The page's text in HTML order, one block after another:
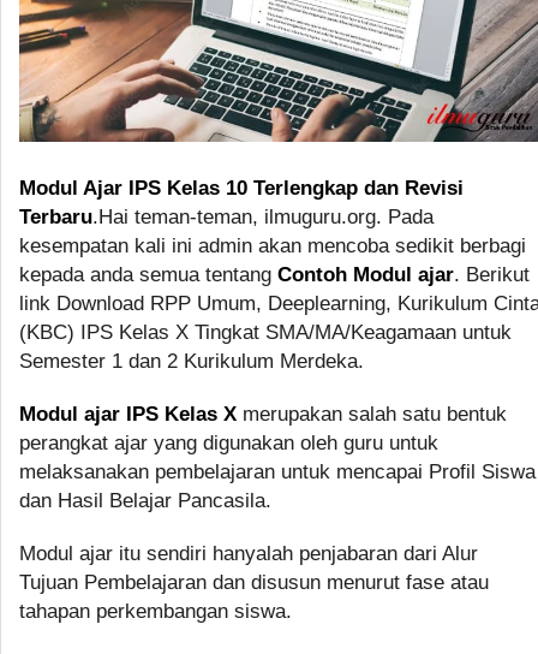
Modul Ajar IPS Kelas 10 Terlengkap dan Revisi
Terbaru.Hai teman-teman, ilmuguru.org. Pada
kesempatan kali ini admin akan mencoba sedikit berbagi
kepada anda semua tentang Contoh Modul ajar. Berikut
link Download RPP Umum, Deeplearning, Kurikulum
(KBC) IPS Kelas X Tingkat SMA/MA/Keagamaan untuk
Semester 1 dan 2 Kurikulum Merdeka.
Modul ajar IPS Kelas X merupakan salah satu bentuk
perangkat ajar yang digunakan oleh guru untuk
melaksanakan pembelajaran untuk mencapai Profil Siswa
dan Hasil Belajar Pancasila.
Modul ajar itu sendiri hanyalah penjabaran dari Alur
Tujuan Pembelajaran dan disusun menurut fase atau
tahapan perkembangan siswa.